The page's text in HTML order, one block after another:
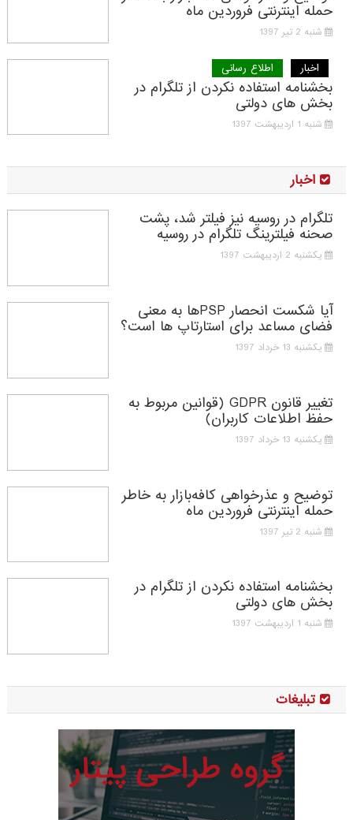
حمله اینترنتی فروردین ماه
شنبه 2 تیر 1397
اخبار اطلاع رسانی
بخشنامه استفاده نکردن از تلگرام در
بخش های دولتی
شنبه 1 اردیبهشت 1397
اخبار
تلگرام در روسیه نیز فیلتر شد، پشت
صحنه فیلترینگ تلگرام در روسیه
یکشنبه 2 اردیبهشت 1397
آیا شکست انحصار PSPها به معنی
فضای مساعد برای استارتاپ ها است؟
یکشنبه 13 خرداد 1397
تغییر قانون GDPR (قوانین مربوط به
حفظ اطلاعات کاربران)
یکشنبه 13 خرداد 1397
توضیح و عذرخواهی کافه‌بازار به خاطر
حمله اینترنتی فروردین ماه
شنبه 2 تیر 1397
بخشنامه استفاده نکردن از تلگرام در
بخش های دولتی
شنبه 1 اردیبهشت 1397
تبلیغات